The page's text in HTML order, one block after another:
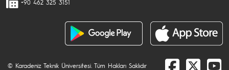
+90 462 325 3151
© Karadeniz Teknik Üniversitesi. Tüm Hakları Saklıdır